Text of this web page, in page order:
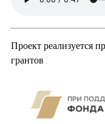
Проект реализуется
грантов